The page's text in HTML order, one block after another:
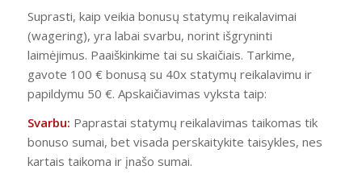
Suprasti, kaip veikia bonusų statymų reikalavimai
(wagering), yra labai svarbu, norint išgryninti
laimėjimus. Paaiškinkime tai su skaičiais. Tarkime,
gavote 100 € bonusą su 40x statymų reikalavimu ir
papildymu 50 €. Apskaičiavimas vyksta taip:
Svarbu: Paprastai statymų reikalavimas taikomas tik
bonuso sumai, bet visada perskaitykite taisykles, nes
kartais taikoma ir įnašo sumai.